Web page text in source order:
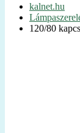
kalnet.hu
120/80